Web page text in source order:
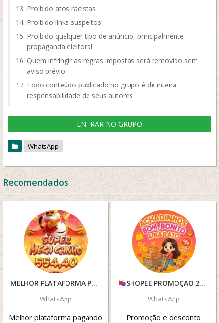
Proibido atos racistas
Proibido links suspeitos
Proibido qualquer tipo de anúncio, principalmente
propaganda eleitoral
Quem infringir as regras impostas será removido sem
aviso prévio
Todo conteúdo publicado no grupo é de inteira
responsabilidade de seus autores
ENTRAR NO GRUPO
WhatsApp
Recomendados
MELHOR PLATAFORMA PAGANDO
WhatsApp
Melhor plataforma pagando
SHOPEE PROMOÇÃO 2026
WhatsApp
Promoção e desconto